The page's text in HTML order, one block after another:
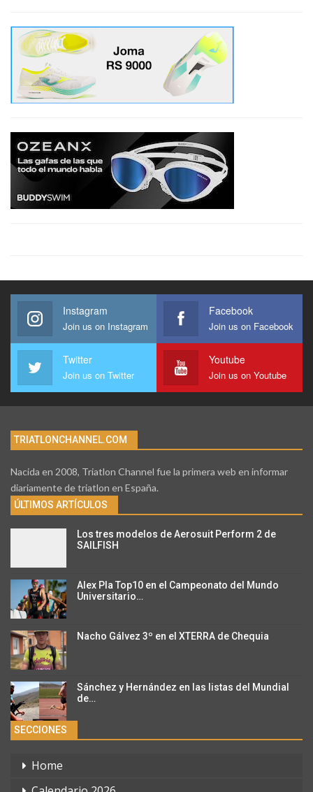
Instagram
Join us on Instagram
Facebook
Join us on Facebook
Twitter
Join us on Twitter
Youtube
Join us on Youtube
TRIATLONCHANNEL.COM
Nacida en 2008, Triatlon Channel fue la primera web en informar
diariamente de triatlon en España.
ÚLTIMOS ARTÍCULOS
Los tres modelos de Aerosuit Perform 2 de
SAILFISH
Alex Pla Top10 en el Campeonato del Mundo
Universitario…
Nacho Gálvez 3º en el XTERRA de Chequia
Sánchez y Hernández en las listas del Mundial
de…
SECCIONES
Home